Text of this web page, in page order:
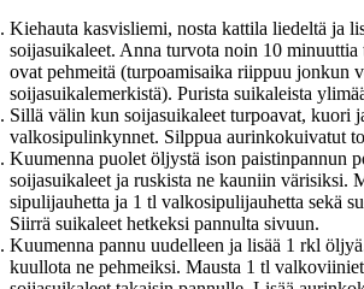
Kiehauta kasvisliemi, nosta kattila liedeltä ja
soijasuikaleet. Anna turvota noin 10 minuuttia
ovat pehmeitä (turpoamisaika riippuu jonkun
soijasuikalemerkistä). Purista suikaleista
Sillä välin kun soijasuikaleet turpoavat, kuori
valkosipulinkynnet. Silppua aurinkokuivatut
Kuumenna puolet öljystä ison paistinpannun
soijasuikaleet ja ruskista ne kauniin värisiksi.
sipulijauhetta ja 1 tl valkosipulijauhetta sekä
Siirrä suikaleet hetkeksi pannulta sivuun.
Kuumenna pannu uudelleen ja lisää 1 rkl
kuullota ne pehmeiksi. Mausta 1 tl